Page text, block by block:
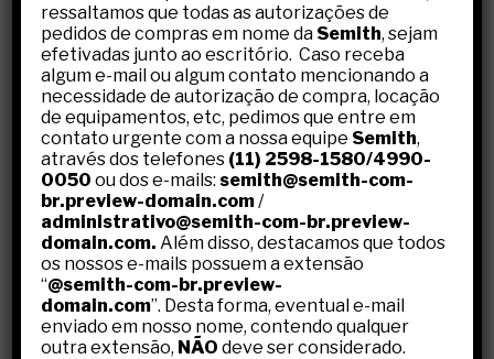
Experiência em
Coberturas Metálicas
de médio e grande
porte!
Com experiência desde 1996, aSEMITHrealiza os
seguintes serviços paraCoberturas Metálicas:
ressaltamos que todas as autorizações de
pedidos de compras em nome da Semith, sejam
efetivadas junto ao escritório. Caso receba
algum e-mail ou algum contato mencionando a
necessidade de autorização de compra, locação
de equipamentos, etc, pedimos que entre em
contato urgente com a nossa equipe Semith,
através dos telefones (11) 2598-1580/4990-
0050 ou dos e-mails:semith@semith-com-
br.preview-domain.com/
administrativo@semith-com-br.preview-
domain.com.Além disso, destacamos que todos
os nossos e-mails possuem a extensão
“@semith-com-br.preview-
domain.com”. Desta forma, eventual e-mail
enviado em nosso nome, contendo qualquer
outra extensão, NÃO deve ser considerado.